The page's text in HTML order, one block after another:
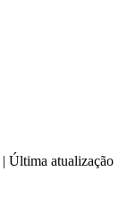
| Última atualização